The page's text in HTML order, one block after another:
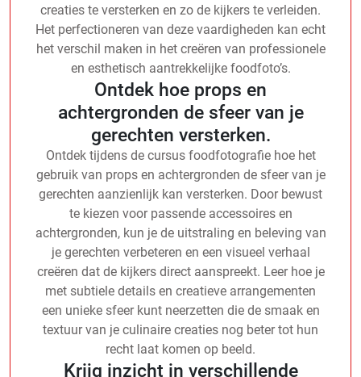
creaties te versterken en zo de kijkers te verleiden.
Het perfectioneren van deze vaardigheden kan echt
het verschil maken in het creëren van professionele
en esthetisch aantrekkelijke foodfoto’s.
Ontdek hoe props en
achtergronden de sfeer van je
gerechten versterken.
Ontdek tijdens de cursus foodfotografie hoe het
gebruik van props en achtergronden de sfeer van je
gerechten aanzienlijk kan versterken. Door bewust
te kiezen voor passende accessoires en
achtergronden, kun je de uitstraling en beleving van
je gerechten verbeteren en een visueel verhaal
creëren dat de kijkers direct aanspreekt. Leer hoe je
met subtiele details en creatieve arrangementen
een unieke sfeer kunt neerzetten die de smaak en
textuur van je culinaire creaties nog beter tot hun
recht laat komen op beeld.
Krijg inzicht in verschillende